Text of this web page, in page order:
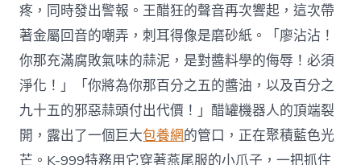
疼，同時發出警報。王醋狂的聲音再次響起，這次帶
著金屬回音的嘲弄，刺耳得像是磨砂紙。「廖沾沾！
你那充滿腐敗氣味的蒜泥，是對醬料學的侮辱！必須
淨化！」「你將為你那百分之五的醬油，以及百分之
九十五的邪惡蒜頭付出代價！」醋罐機器人的頂端裂
開，露出了一個巨大包養網的管口，正在聚積藍色光
芒。K-999特務用它穿著燕尾服的小爪子，一把抓住